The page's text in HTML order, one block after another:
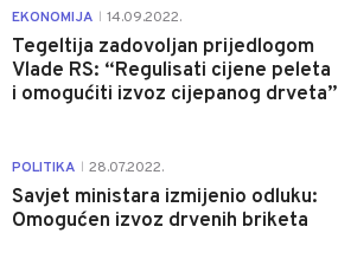
EKONOMIJA 14.09.2022.
Tegeltija zadovoljan prijedlogom
Vlade RS: “Regulisati cijene peleta
i omogućiti izvoz cijepanog drveta”
POLITIKA 28.07.2022.
Savjet ministara izmijenio odluku:
Omogućen izvoz drvenih briketa